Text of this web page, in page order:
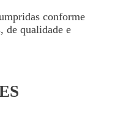
conforme
de qualidade e